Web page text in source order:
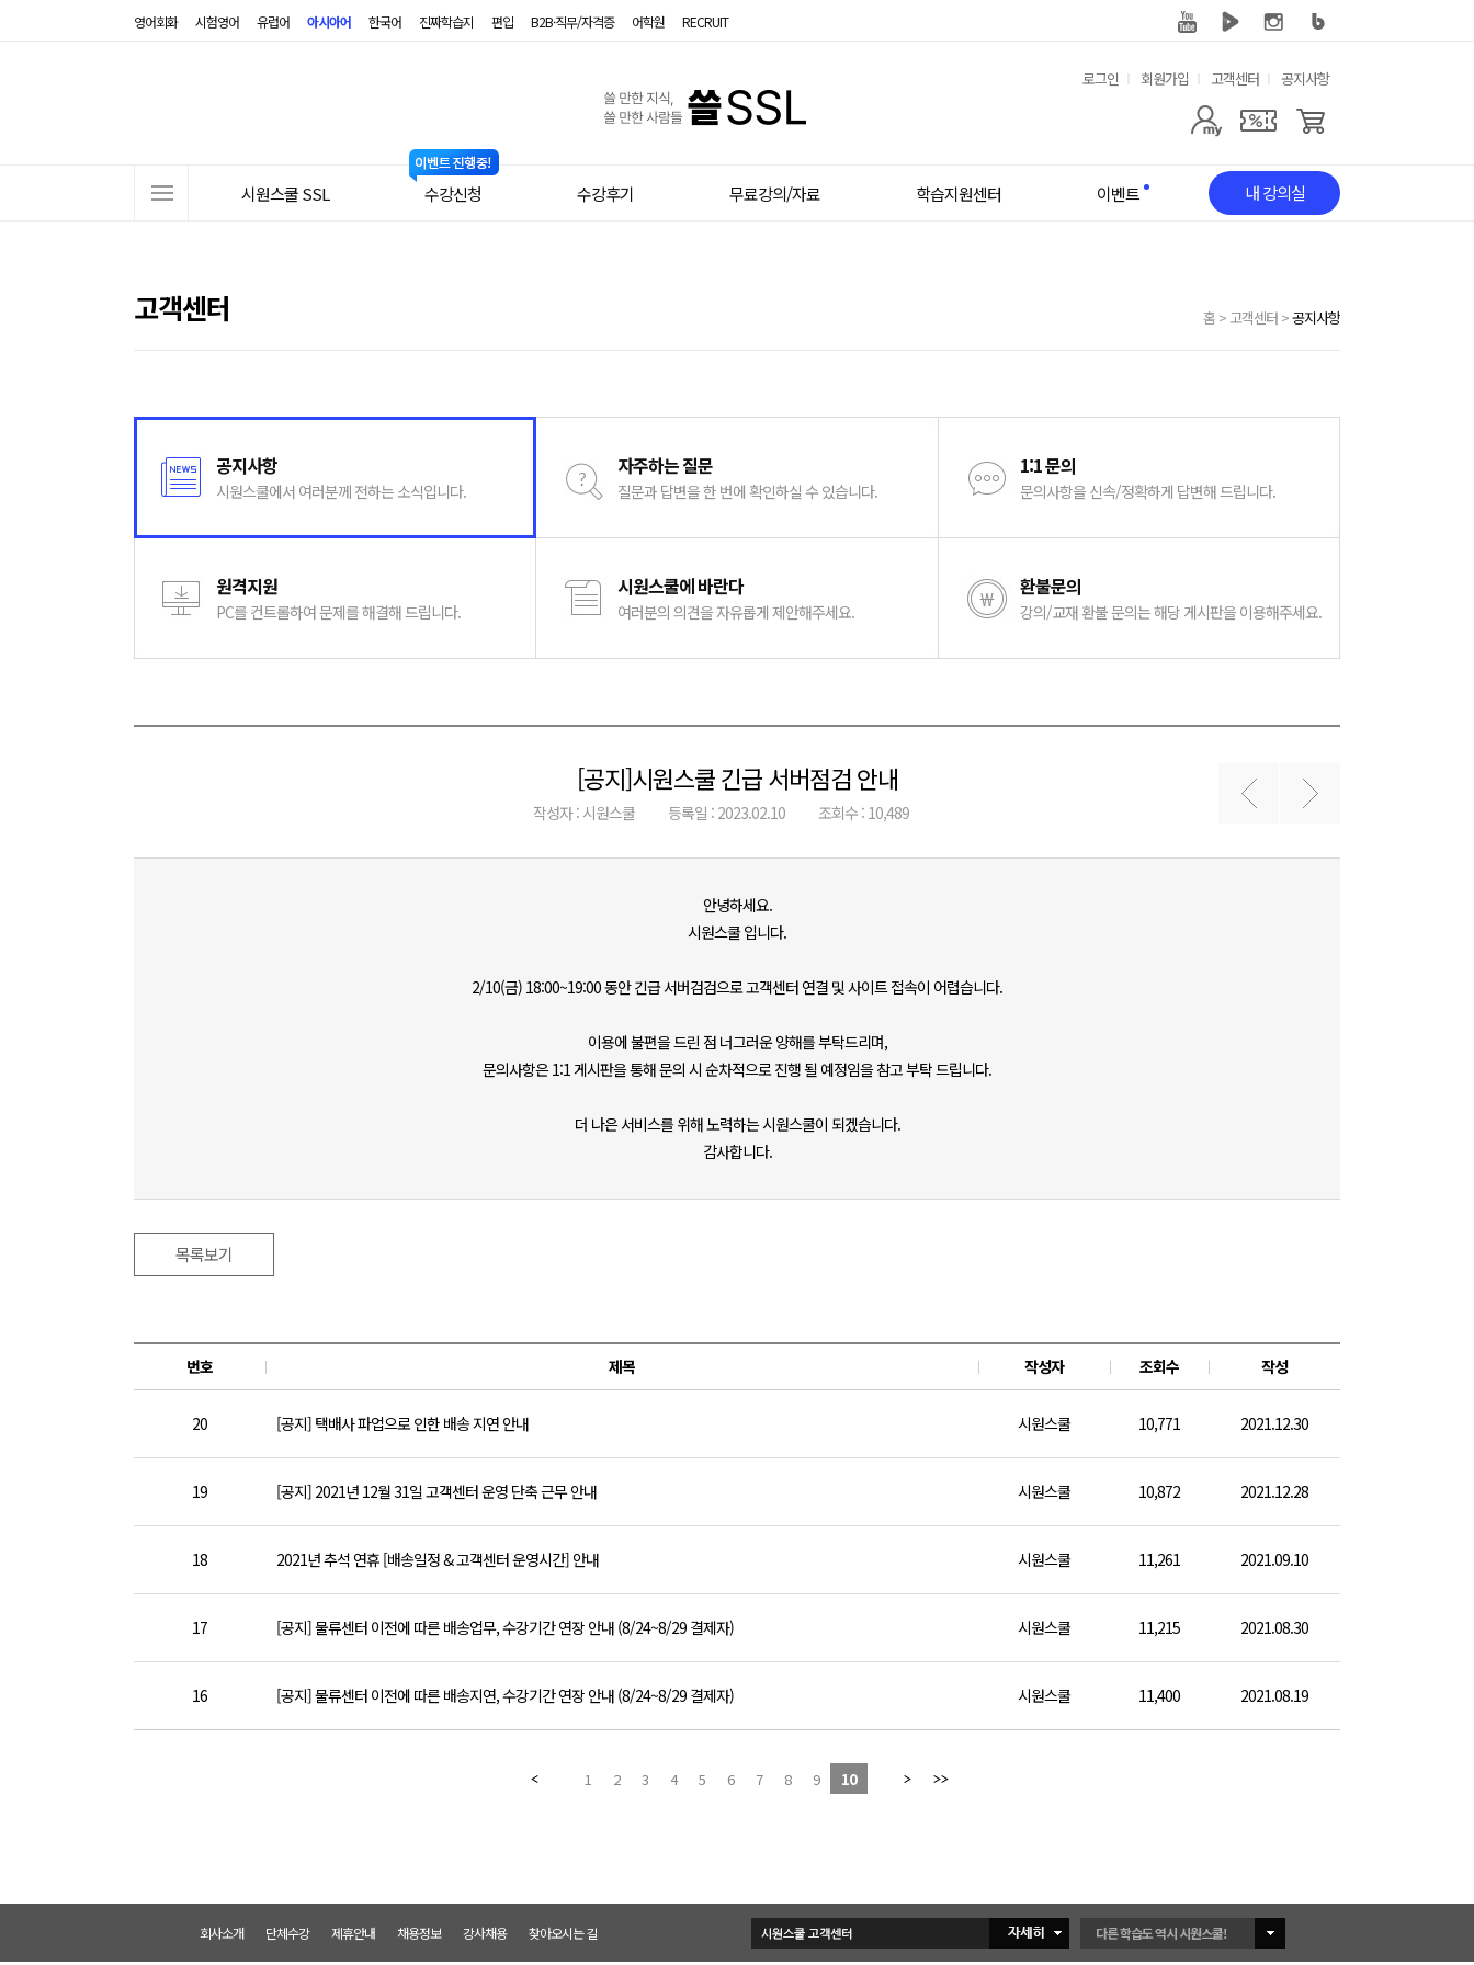
영어회화 시험영어 유럽어 아시아어 한국어 진짜학습지 편입 B2B·직무/자격증 어학원 RECRUIT
시원스쿨
유용한
로그인 회원가입 고객센터 공지사항
사용자
사이트메뉴
시원스쿨 SSL 수강신청 수강후기 무료강의/자료 학습지원센터 이벤트 내 강의실
고객센터 홈 > 고객센터 >공지사항
공지사항
시원스쿨에서 여러분께 전하는 소식입니다.
자주하는 질문
질문과 답변을 한 번에 확인하실 수 있습니다.
1:1 문의
문의사항을 신속/정확하게 답변해 드립니다.
원격지원
PC를 컨트롤하여 문제를 해결해 드립니다.
시원스쿨에 바란다
여러분의 의견을 자유롭게 제안해주세요.
환불문의
강의/교재 환불 문의는 해당 게시판을 이용해주세요.
[공지]시원스쿨 긴급 서버점검 안내
작성자 : 시원스쿨 등록일 : 2023.02.10 조회수 : 10,489
안녕하세요.
시원스쿨 입니다.
2/10(금) 18:00~19:00 동안 긴급 서버검검으로 고객센터 연결 및 사이트 접속이 어렵습니다.
이용에 불편을 드린 점 너그러운 양해를 부탁드리며,
문의사항은 1:1 게시판을 통해 문의 시 순차적으로 진행 될 예정임을 참고 부탁 드립니다.
더 나은 서비스를 위해 노력하는 시원스쿨이 되겠습니다.
감사합니다.
목록보기
번호 제목 작성자 조회수 작성
20 [공지] 택배사 파업으로 인한 배송 지연 안내 시원스쿨 10,771 2021.12.30
19 [공지] 2021년 12월 31일 고객센터 운영 단축 근무 안내 시원스쿨 10,872 2021.12.28
18 2021년 추석 연휴 [배송일정 & 고객센터 운영시간] 안내 시원스쿨 11,261 2021.09.10
17 [공지] 물류센터 이전에 따른 배송업무, 수강기간 연장 안내 (8/24~8/29 결제자) 시원스쿨 11,215 2021.08.30
16 [공지] 물류센터 이전에 따른 배송지연, 수강기간 연장 안내 (8/24~8/29 결제자) 시원스쿨 11,400 2021.08.19
1 2 3 4 5 6 7 8 9 10
회사소개 단체수강 제휴안내 채용정보 강사채용 찾아오시는 길 다른 학습도 역시 시원스쿨!